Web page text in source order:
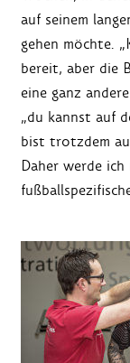
auf seinem
gehen möchte.
bereit, aber die
eine ganz
„du kannst auf
bist trotzdem
Daher werde